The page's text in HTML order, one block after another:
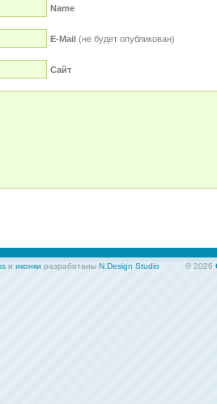
Name
E-Mail (не будет опубликован)
Сайт
и иконки разработаны N.Design Studio © 2026